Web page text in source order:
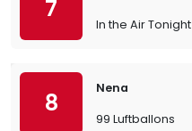
7
In the Air Tonight
8
Nena
99 Luftballons